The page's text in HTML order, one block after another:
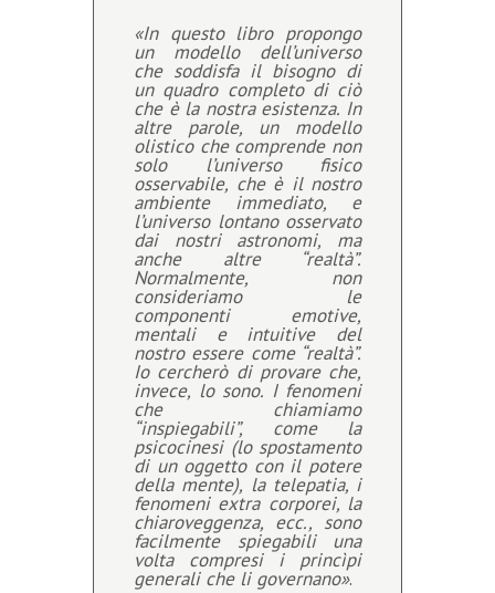
«In questo libro propongo
un modello dell’universo
che soddisfa il bisogno di
un quadro completodi ciò
che è la nostra esistenza. In
altre parole, un modello
olistico che comprende non
solo l’universo fisico
osservabile, che è il nostro
ambiente immediato, e
l’universo lontano osservato
dai nostri astronomi, ma
anche altre “realtà”.
Normalmente, non
consideriamo le
componenti emotive,
mentali e intuitive del
nostro essere come “realtà”.
Io cercherò di provare che,
invece, lo sono. I fenomeni
che chiamiamo
“inspiegabili”, come la
psicocinesi (lo spostamento
di un oggetto con il potere
della mente), la telepatia, i
fenomeni extra corporei, la
chiaroveggenza, ecc., sono
facilmente spiegabili una
volta compresi i princìpi
generali che li governano».